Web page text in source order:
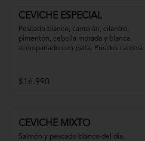
CEVICHE ESPECIAL
Pescado blanco, camarón, cilantro,
pimentón, cebolla morada y blanca,
acompañado con palta. Puedes cambiar
$16.990
CEVICHE MIXTO
Salmón y pescado blanco del dia,